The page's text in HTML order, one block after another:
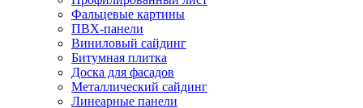
Фальцевые картины
ПВХ-панели
Виниловый сайдинг
Битумная плитка
Доска для фасадов
Металлический сайдинг
Линеарные панели